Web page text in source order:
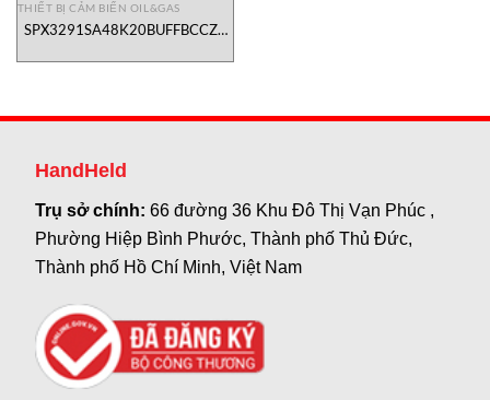
THIẾT BỊ CẢM BIẾN OIL&GAS
SPX3291SA48K20BUFFBCCZZ
HandHeld
Trụ sở chính:66 đường 36 Khu Đô Thị Vạn Phúc ,
Phường Hiệp Bình Phước, Thành phố Thủ Đức,
Thành phố Hồ Chí Minh, Việt Nam